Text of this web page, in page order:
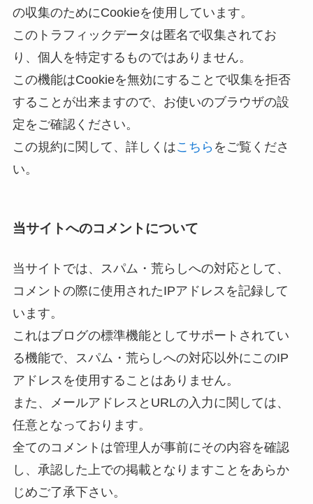
の収集のためにCookieを使用しています。
このトラフィックデータは匿名で収集されてお
り、個人を特定するものではありません。
この機能はCookieを無効にすることで収集を拒否
することが出来ますので、お使いのブラウザの設
定をご確認ください。
この規約に関して、詳しくはこちら をご覧くださ
い。
当サイトへのコメントについて
当サイトでは、スパム・荒らしへの対応として、
コメントの際に使用されたIPアドレスを記録して
います。
これはブログの標準機能としてサポートされてい
る機能で、スパム・荒らしへの対応以外にこのIP
アドレスを使用することはありません。
また、メールアドレスとURLの入力に関しては、
任意となっております。
全てのコメントは管理人が事前にその内容を確認
し、承認した上での掲載となりますことをあらか
じめご了承下さい。